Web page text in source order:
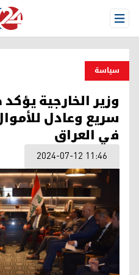
Open Menu
سیاسة
وزير الخارجية
سريع وعادل
في العراق
2024-07-12 11:46